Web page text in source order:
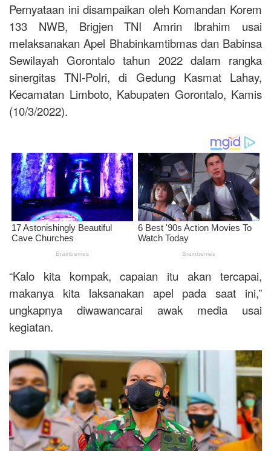
Pernyataan ini disampaikan oleh Komandan Korem
133 NWB, Brigjen TNI Amrin Ibrahim usai
melaksanakan Apel Bhabinkamtibmas dan Babinsa
Sewilayah Gorontalo tahun 2022 dalam rangka
sinergitas TNI-Polri, di Gedung Kasmat Lahay,
Kecamatan Limboto, Kabupaten Gorontalo, Kamis
(10/3/2022).
“Kalo kita kompak, capaian itu akan tercapai,
makanya kita laksanakan apel pada saat ini,”
ungkapnya diwawancarai awak media usai
kegiatan.